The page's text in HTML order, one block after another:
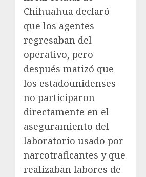
Chihuahua declaró
que los agentes
regresaban del
operativo, pero
después matizó que
los estadounidenses
no participaron
directamente en el
aseguramiento del
laboratorio usado por
narcotraficantes y que
realizaban labores de